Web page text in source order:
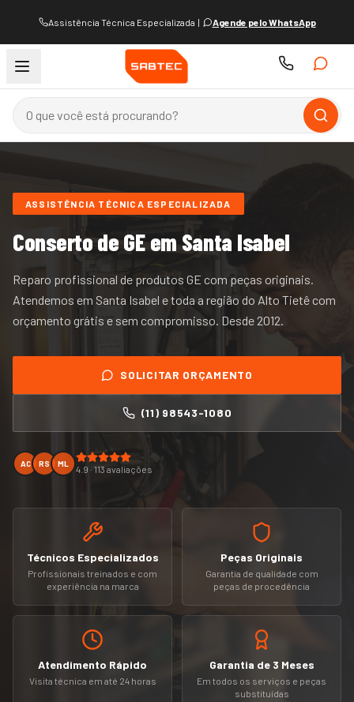
Assistência Técnica Especializada | Agende pelo WhatsApp
ASSISTÊNCIA TÉCNICA ESPECIALIZADA
Conserto deGEem Santa Isabel
Reparo profissional de produtos GE com peças originais.
Atendemos em Santa Isabel etoda a região do Alto Tietê com
orçamento grátis e sem compromisso. Desde 2012.
SOLICITAR ORÇAMENTO
(11) 98543-1080
AC RS ML
4.9 · 113 avaliações
Técnicos Especializados
Profissionais treinados e com
experiência na marca
Peças Originais
Garantia de qualidade com
peças de procedência
Atendimento Rápido
Visita técnica em até 24 horas
Garantia de 3 Meses
Em todos os serviços e peças
substituídas